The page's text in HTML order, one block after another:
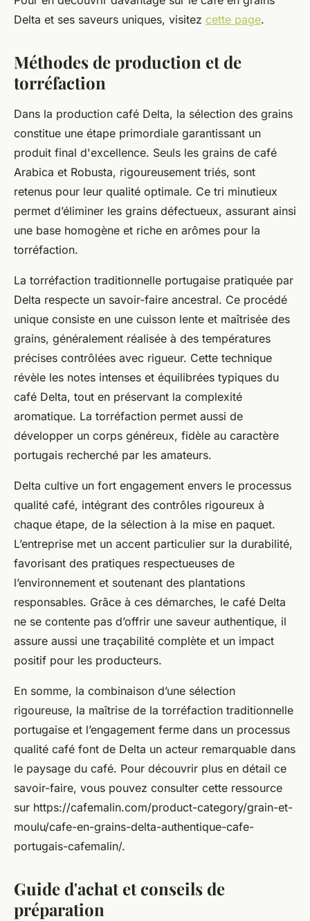
Delta et ses saveurs uniques, visitez cette page.
Méthodes de production et de
torréfaction
Dans la production café Delta, la sélection des grains
constitue une étape primordiale garantissant un
produit final d'excellence. Seuls les grains de café
Arabica et Robusta, rigoureusement triés, sont
retenus pour leur qualité optimale. Ce tri minutieux
permet d’éliminer les grains défectueux, assurant ainsi
une base homogène et riche en arômes pour la
torréfaction.
La torréfaction traditionnelle portugaise pratiquée par
Delta respecte un savoir-faire ancestral. Ce procédé
unique consiste en une cuisson lente et maîtrisée des
grains, généralement réalisée à des températures
précises contrôlées avec rigueur. Cette technique
révèle les notes intenses et équilibrées typiques du
café Delta, tout en préservant la complexité
aromatique. La torréfaction permet aussi de
développer un corps généreux, fidèle au caractère
portugais recherché par les amateurs.
Delta cultive un fort engagement envers le processus
qualité café, intégrant des contrôles rigoureux à
chaque étape, de la sélection à la mise en paquet.
L’entreprise met un accent particulier sur la durabilité,
favorisant des pratiques respectueuses de
l’environnement et soutenant des plantations
responsables. Grâce à ces démarches, le café Delta
ne se contente pas d’offrir une saveur authentique, il
assure aussi une traçabilité complète et un impact
positif pour les producteurs.
En somme, la combinaison d’une sélection
rigoureuse, la maîtrise de la torréfaction traditionnelle
portugaise et l’engagement ferme dans un processus
qualité café font de Delta un acteur remarquable dans
le paysage du café. Pour découvrir plus en détail ce
savoir-faire, vous pouvez consulter cette ressource
sur https://cafemalin.com/product-category/grain-et-
moulu/cafe-en-grains-delta-authentique-cafe-
portugais-cafemalin/.
Guide d'achat et conseils de
préparation